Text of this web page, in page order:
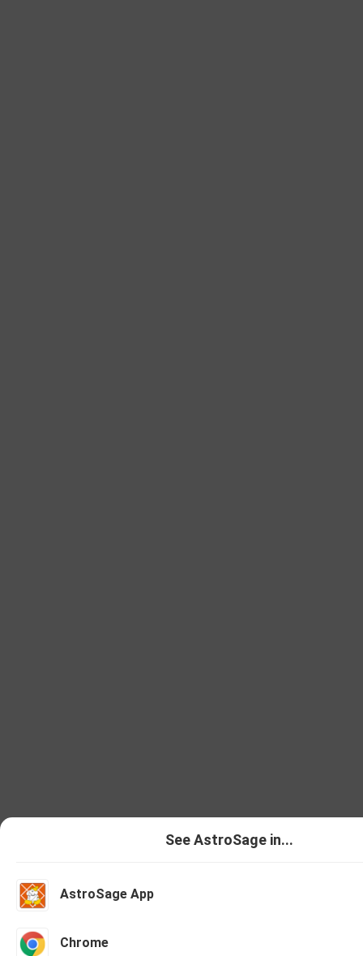
See AstroSage in...
AstroSage App
Chrome
Talk To Astrologer